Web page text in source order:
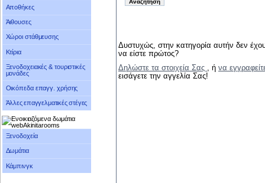
Αποθήκες
Άιθουσες
Χώροι στάθμευσης
Κτίρια
Ξενοδοχειακές & τουριστικές
μονάδες
Οικόπεδα επαγγ. χρήσης
Άλλες επαγγελματικές στέγες
Ξενοδοχεία
Δωμάτια
Κάμπινγκ
Δυστυχώς, στην κατηγορία αυτήν δεν
να είστε πρώτος?
Δηλώστε τα στοιχεία Σας , ή να
εισάγετε την αγγελία Σας!